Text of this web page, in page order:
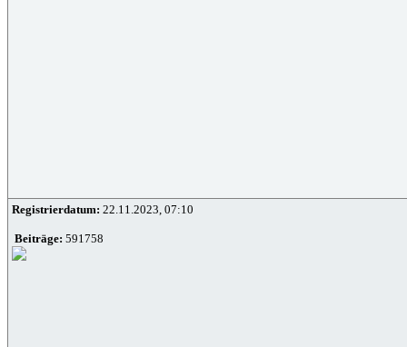
Registrierdatum: 22.11.2023, 07:10
Beiträge: 591758